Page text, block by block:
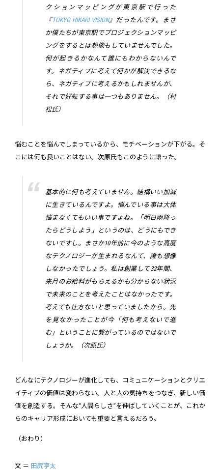
クションマッピングが東京駅で行った
『TOKYO HIKARI VISION』だったんです。まさ
か僕たちが東京駅でプロジェクションマッピ
ングをするとは想像もしていませんでした。
何が起きるかなんて誰にもわからないんで
す。ネガティブに考えて何かが解決できるな
ら、ネガティブに考えるかもしれませんが、
それで好転する事は一つもありません。（村
松氏）
悩むことを悩んでしまっているから、モチベーションが下がる。そ
こには何も良いことはない。次原氏もこのように語った。
基本的に何も考えていません。結構いい加減
に生きているんですよ。悩んでいる事は大体
悩まなくてもいい事ですよね。「明日雨降っ
たらどうしよう」というのは、どうにもでき
ないですし。まさか10年前に今のような高度
なテクノロジーが生まれるなんて、誰も想像
しなかったでしょう。私は創業して32年間、
来月のお給料がもらえるかも分からない状況
で未来のことを考えたことはなかったです。
考えても仕方ないと思っていましたから。先
を見なかったことが今「何も考えないで進
む」ということに繋がっているのではないで
しょうか。（次原氏）
どんなにテクノロジーが進化しても、コミュニケーションとクリエ
イティブの価値は変わらない。人と人の気持ちをつなぎ、新しい価
値を創造する。そんな“人間らしさ”を伸ばしていくことが、これか
らのキャリア形成においても重要と言えるだろう。
（おわり）
文 ＝ 田尻亨太